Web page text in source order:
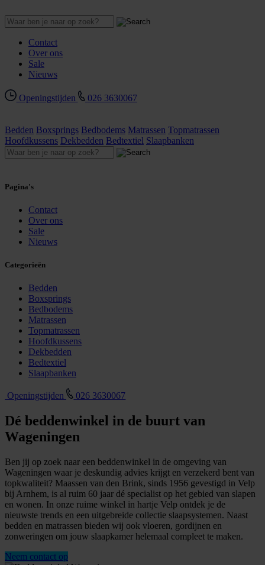
Contact
Over ons
Sale
Nieuws
Openingstijden 026 3630067
Bedden Boxsprings Bedbodems Matrassen Topmatrassen
Hoofdkussens Dekbedden Bedtextiel Slaapbanken
Pagina's
Contact
Over ons
Sale
Nieuws
Categorieën
Bedden
Boxsprings
Bedbodems
Matrassen
Topmatrassen
Hoofdkussens
Dekbedden
Bedtextiel
Slaapbanken
Openingstijden 026 3630067
Dé beddenwinkel in de buurt van
Wageningen
Ben jij op zoek naar een beddenwinkel in de omgeving van
Wageningen waar je deskundig advies krijgt en verzekerd bent van
topkwaliteit? Maassen van den Brink, sinds 1956 gevestigd in Velp
bij Arnhem, is al ruim 60 jaar dé specialist op het gebied van slapen
en wonen. In onze ruime winkel in hartje Velp ontdek je de
nieuwste trends en een uitgebreide collectie slaapsystemen. Naast
bedden en matrassen bieden wij ook vloeren, gordijnen en
zonweringen om jouw slaapkamer helemaal compleet te maken.
Neem contact op